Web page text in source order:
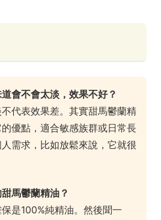
會不會太淡，效果不好？
代表效果差。其實甜馬鬱蘭精
優點，適合敏感族群或日常長
需求，比如放鬆來說，它就很
馬鬱蘭精油？
是100%純精油。然後聞一